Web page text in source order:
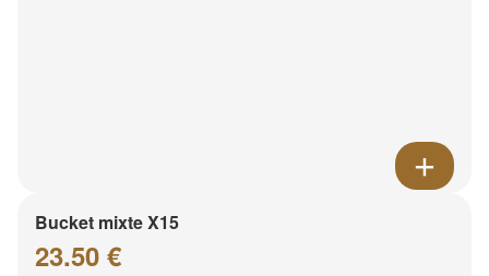
Bucket mixte X15
23.50 €